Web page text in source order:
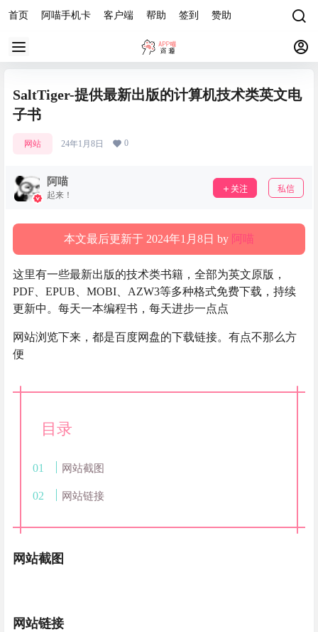
首页 阿喵手机卡 客户端 帮助 签到 赞助
SaltTiger-提供最新出版的计算机技术类英文电
子书
网站 24年1月8日 0
阿喵
起来！
关注 私信
本文最后更新于 2024年1月8日 by 阿喵
这里有一些最新出版的技术类书籍，全部为英文原版，
PDF、EPUB、MOBI、AZW3等多种格式免费下载，持续
更新中。每天一本编程书，每天进步一点点
网站浏览下来，都是百度网盘的下载链接。有点不那么方
便
目录
网站截图
网站链接
网站截图
网站链接